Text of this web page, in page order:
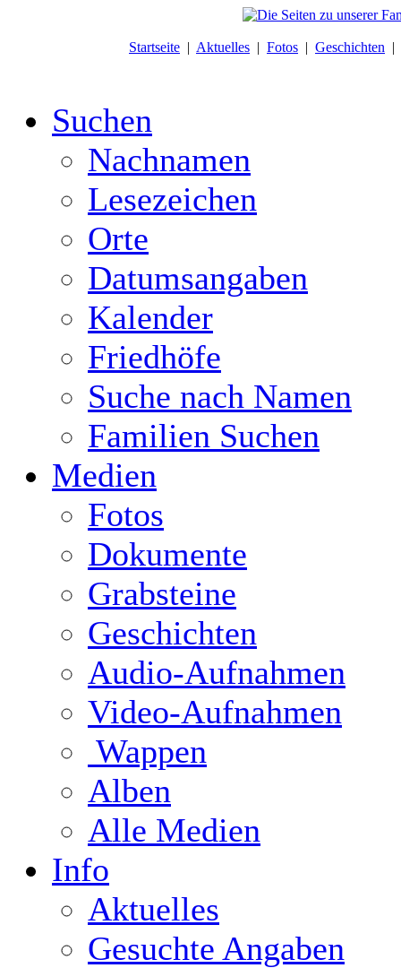
Startseite | Aktuelles | Fotos | Geschichten |
Suchen
Nachnamen
Lesezeichen
Orte
Datumsangaben
Kalender
Friedhöfe
Suche nach Namen
Familien Suchen
Medien
Fotos
Dokumente
Grabsteine
Geschichten
Audio-Aufnahmen
Video-Aufnahmen
Wappen
Alben
Alle Medien
Info
Aktuelles
Gesuchte Angaben